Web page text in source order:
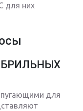
для них
пугающими для